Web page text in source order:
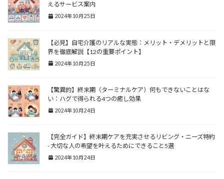
えるサービス案内
2024年10月25日
【必見】自宅介護のリアルな実態：メリット・デメリットと限
界を徹底解説【12の重要ポイント】
2024年10月25日
【驚異的】終末期（ターミナルケア）何もできないことはな
い：ハグで得られる4つの癒し効果
2024年10月24日
【完全ガイド】終末期ケアを充実させるリビング・ニーズ特約
- 大切な人の希望を叶えるためにできること5選
2024年10月24日